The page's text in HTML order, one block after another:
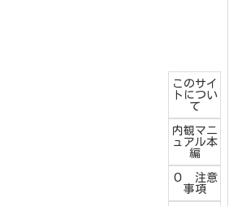
このサイ
トについ
て
内観マニ
ュアル本
編
０ 注意
事項